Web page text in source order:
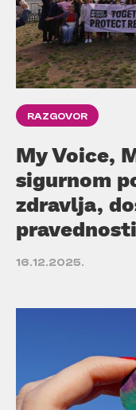
RAZGOVOR
My Voice,
sigurnom
zdravlja,
16.12.2025.